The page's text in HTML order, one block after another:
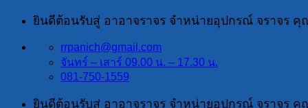
ข้าม
ยินดีต้อนรับสู่ อาอาจราจร จำหน่ายอุปกรณ์ จราจร
rrpanich@gmail.com
จันทร์ – เสาร์ 09.00 น. – 17.30 น.
081-750-1559
ยินดีต้อนรับสู่ อาอาจราจร จำหน่ายอุปกรณ์ จราจร